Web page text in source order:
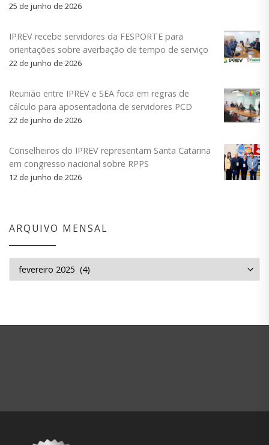
25 de junho de 2026
IPREV recebe servidores da FESPORTE para
orientações sobre averbação de tempo de serviço
22 de junho de 2026
Reunião entre IPREV e SEA foca em regras de
cálculo para aposentadoria de servidores PCD
22 de junho de 2026
Conselheiros do IPREV representam Santa Catarina
em congresso nacional sobre RPPS
12 de junho de 2026
ARQUIVO MENSAL